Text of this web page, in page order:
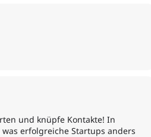
und knüpfe Kontakte! In
erfolgreiche Startups anders